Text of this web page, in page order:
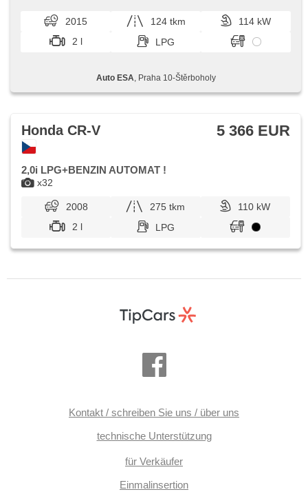
(ESP), Scheibenwischersensor, Nebelscheinwerfer,
Reifendrucksensor, ABS, Antriebsschlupfregelung (ASR),
isofix, Fahrkamera, Wegfahrsperre, 4x Airbag, Lichtsensor
2015 124 tkm
114 kW
2 l
LPG
Auto ESA , Praha 10-Štěrboholy
x32
Honda CR-V 5 366 EUR
2,0i LPG+BENZIN AUTOMAT !
2008 275 tkm
110 kW
2 l
LPG
Kontakt / schreiben Sie uns / über uns
technische Unterstützung
für Verkäufer
Einmalinsertion